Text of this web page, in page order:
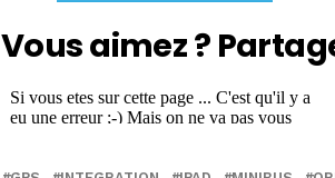
Vous aimez ?